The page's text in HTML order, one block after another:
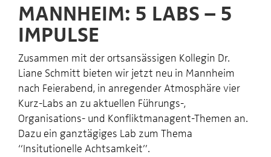
MANNHEIM: 5 LABS – 5
IMPULSE
Zusammen mit der ortsansässigen Kollegin Dr.
Liane Schmitt bieten wir jetzt neu in Mannheim
nach Feierabend, in anregender Atmosphäre vier
Kurz-Labs an zu aktuellen Führungs-,
Organisations- und Konfliktmanagent-Themen an.
Dazu ein ganztägiges Lab zum Thema
“Insitutionelle Achtsamkeit”.